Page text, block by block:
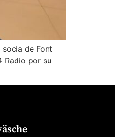
de Font
Radio por su